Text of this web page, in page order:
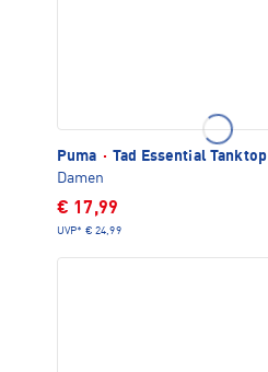
Puma · Tad Essential Tanktop
Damen
€ 17,99
UVP* € 24,99